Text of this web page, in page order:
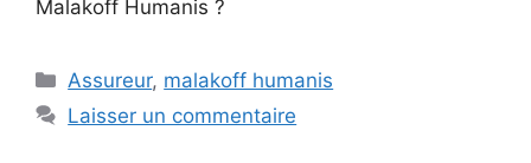
Malakoff Humanis ?
Catégories
Assureur, malakoff humanis
Laisser un commentaire